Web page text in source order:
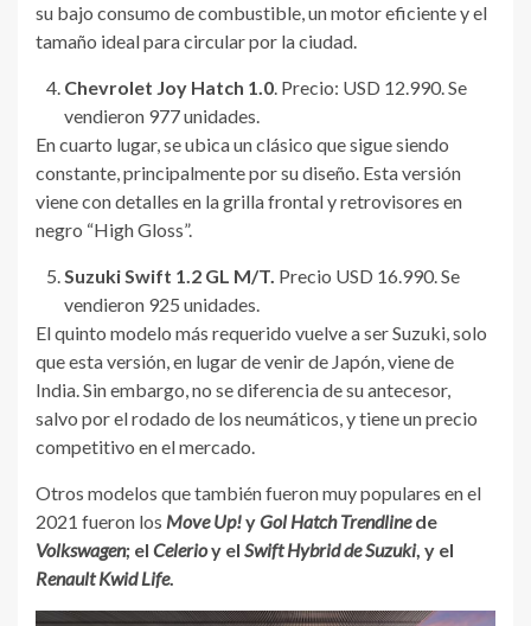
su bajo consumo de combustible, un motor eficiente y el
tamaño ideal para circular por la ciudad.
Chevrolet Joy Hatch 1.0. Precio: USD 12.990. Se
vendieron 977 unidades.
En cuarto lugar, se ubica un clásico que sigue siendo
constante, principalmente por su diseño. Esta versión
viene con detalles en la grilla frontal y retrovisores en
negro “High Gloss”.
Suzuki Swift 1.2 GL M/T. Precio USD 16.990. Se
vendieron 925 unidades.
El quinto modelo más requerido vuelve a ser Suzuki, solo
que esta versión, en lugar de venir de Japón, viene de
India. Sin embargo, no se diferencia de su antecesor,
salvo por el rodado de los neumáticos, y tiene un precio
competitivo en el mercado.
Otros modelos que también fueron muy populares en el
2021 fueron los Move Up!yGol Hatch Trendlinede
Volkswagen; el Celerioy el Swift Hybrid de Suzuki, y el
Renault Kwid Life.